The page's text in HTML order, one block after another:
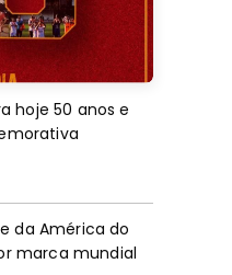
hoje 50 anos e
da América do
marca mundial